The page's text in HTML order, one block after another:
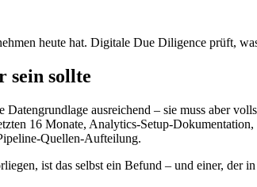
heute hat. Digitale Due Diligence prüft,
sein sollte
Datengrundlage ausreichend – sie muss aber
16 Monate, Analytics-Setup-
Quellen-Aufteilung.
ist das selbst ein Befund – und einer, der